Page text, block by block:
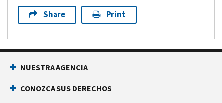
Share Print
NUESTRA AGENCIA
CONOZCA SUS DERECHOS